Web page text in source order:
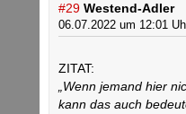
#29 Westend-Adler
06.07.2022 um 12:01
ZITAT:
„Wenn jemand hier
kann das auch